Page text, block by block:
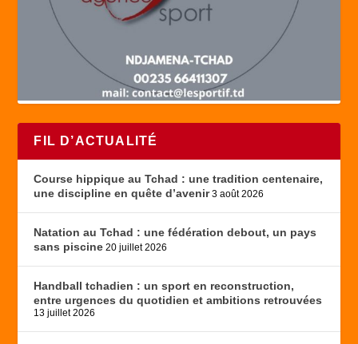
FIL D’ACTUALITÉ
Course hippique au Tchad : une tradition centenaire,
une discipline en quête d’avenir 3 août 2026
Natation au Tchad : une fédération debout, un pays
sans piscine 20 juillet 2026
Handball tchadien : un sport en reconstruction,
entre urgences du quotidien et ambitions retrouvées
13 juillet 2026